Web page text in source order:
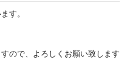
す。
ので、よろしくお願い致します